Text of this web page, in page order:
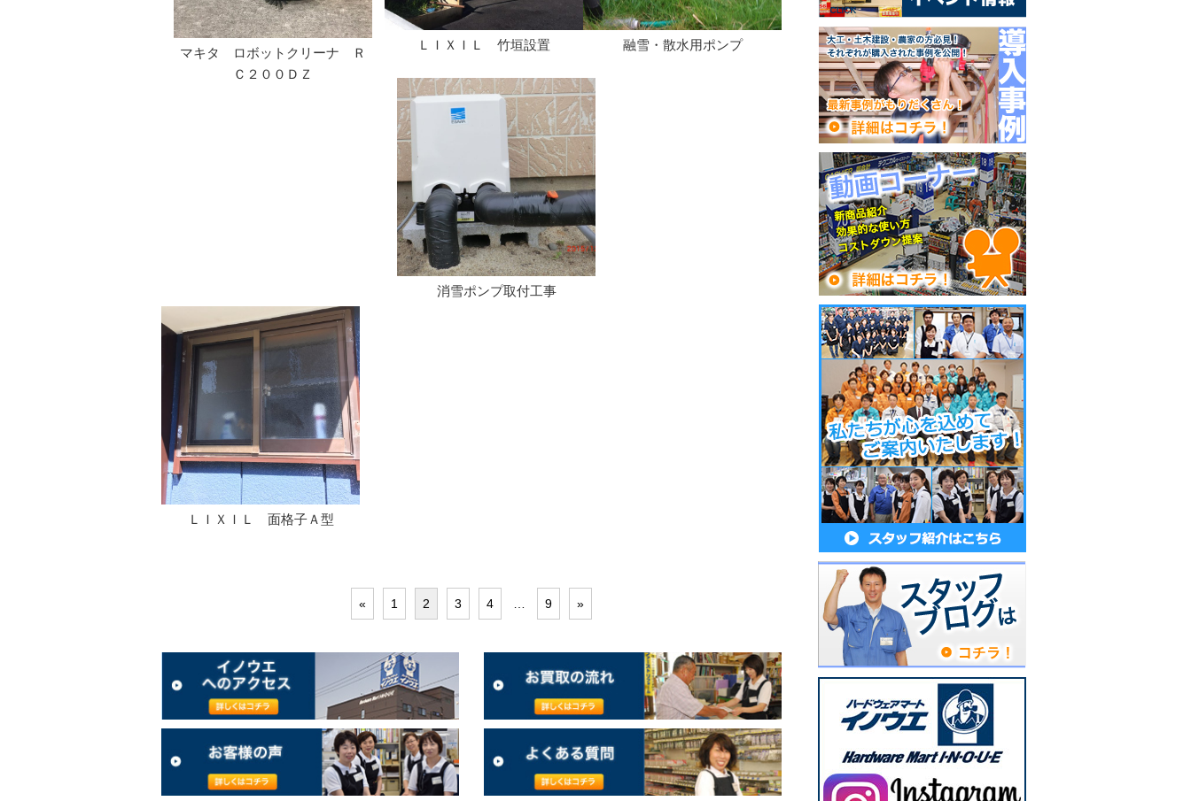
マキタ ロボットクリーナ Ｒ
Ｃ２００ＤＺ
ＬＩＸＩＬ 竹垣設置 融雪・散水用ポンプ
消雪ポンプ取付工事
ＬＩＸＩＬ 面格子Ａ型
« 1 2 3 4 9 »